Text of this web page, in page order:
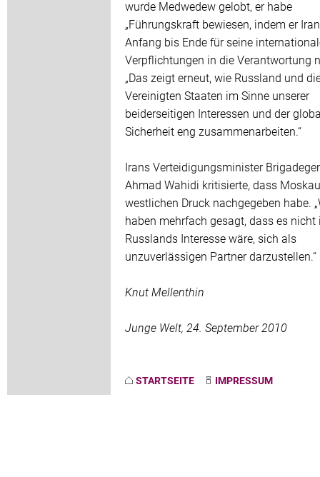
wurde Medwedew gelobt, er habe
„Führungskraft bewiesen, indem er
Anfang bis Ende für seine
Verpflichtungen in die Verantwortung
„Das zeigt erneut, wie Russland und
Vereinigten Staaten im Sinne unserer
beiderseitigen Interessen und der
Sicherheit eng zusammenarbeiten.“
Irans Verteidigungsminister
Ahmad Wahidi kritisierte, dass
westlichen Druck nachgegeben habe.
haben mehrfach gesagt, dass es nicht
Russlands Interesse wäre, sich als
unzuverlässigen Partner darzustellen.“
Knut Mellenthin
Junge Welt, 24. September 2010
STARTSEITE IMPRESSUM